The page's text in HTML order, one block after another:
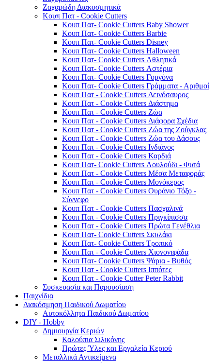
Ζαχαρώδη Διακοσμητικά
Κουπ Πατ - Cookie Cutters
Κουπ Πατ- Cookie Cutters Baby Shower
Κουπ Πατ- Cookie Cutters Barbie
Κουπ Πατ- Cookie Cutters Disney
Κουπ Πατ- Cookie Cutters Halloween
Κουπ Πατ- Cookie Cutters Αθλητικά
Κουπ Πατ- Cookie Cutters Αστέρια
Κουπ Πατ- Cookie Cutters Γοργόνα
Κουπ Πατ- Cookie Cutters Γράμματα - Αριθμοί
Κουπ Πατ - Cookie Cutters Δεινόσαυρος
Κουπ Πατ - Cookie Cutters Διάστημα
Κουπ Πατ - Cookie Cutters Ζώα
Κουπ Πατ - Cookie Cutters Διάφορα Σχέδια
Κουπ Πατ - Cookie Cutters Ζώα της Ζούγκλας
Κουπ Πατ - Cookie Cutters Ζώα του Δάσους
Κουπ Πατ - Cookie Cutters Ινδιάνος
Κουπ Πατ - Cookie Cutters Καρδιά
Κουπ Πατ- Cookie Cutters Λουλούδι - Φυτά
Κουπ Πατ - Cookie Cutters Μέσα Μεταφοράς
Κουπ Πατ - Cookie Cutters Μονόκερος
Κουπ Πατ - Cookie Cutters Ουράνιο Τόξο -
Σύννεφο
Κουπ Πατ - Cookie Cutters Πασχαλινά
Κουπ Πατ - Cookie Cutters Πριγκίπισσα
Κουπ Πατ - Cookie Cutters Πρώτα Γενέθλια
Κουπ Πατ- Cookie Cutters Σκυλάκι
Κουπ Πατ- Cookie Cutters Τροπικό
Κουπ Πατ - Cookie Cutters Χιονονιφάδα
Κουπ Πατ- Cookie Cutters Ψάρια - Βυθός
Κουπ Πατ - Cookie Cutters Ιππότες
Κουπ Πατ - Cookie Cutter Peter Rabbit
Συσκευασία και Παρουσίαση
Παιχνίδια
Διακόσμηση Παιδικού Δωματίου
Αυτοκόλλητα Παιδικού Δωματίου
DIY - Hobby
Δημιουργία Κεριών
Καλούπια Σιλικόνης
Πρώτες Ύλες και Εργαλεία Κεριού
Μεταλλικά Αντικείμενα